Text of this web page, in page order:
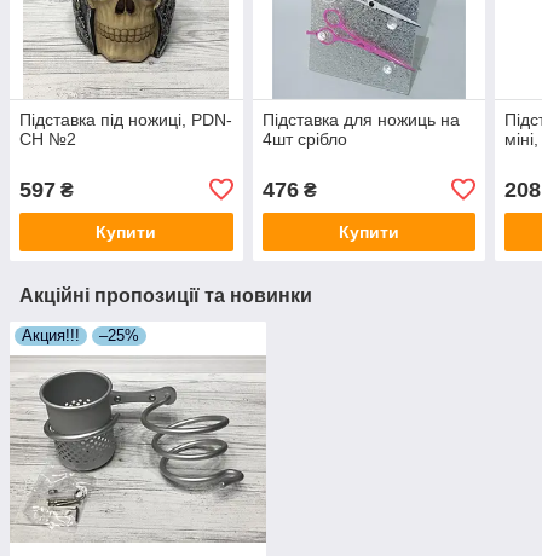
Підставка під ножиці, PDN-
CH №2
597 ₴
Купити
Підставка для ножиць на
4шт срібло
476₴
Купити
208
Акційні пропозиції та новинки
Акция!!! –25%